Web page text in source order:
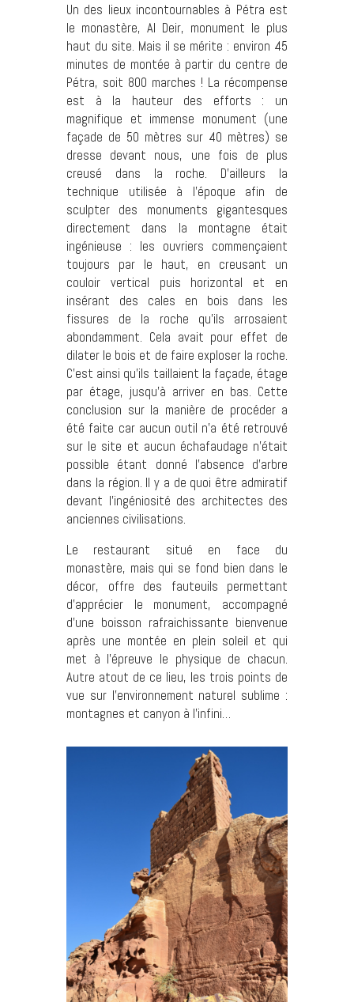
Un des lieux incontournables à Pétra est
le monastère, Al Deir, monument le plus
haut du site. Mais il se mérite : environ 45
minutes de montée à partir du centre de
Pétra, soit 800 marches ! La récompense
est à la hauteur des efforts : un
magnifique et immense monument (une
façade de 50 mètres sur 40 mètres) se
dresse devant nous, une fois de plus
creusé dans la roche. D’ailleurs la
technique utilisée à l’époque afin de
sculpter des monuments gigantesques
directement dans la montagne était
ingénieuse : les ouvriers commençaient
toujours par le haut, en creusant un
couloir vertical puis horizontal et en
insérant des cales en bois dans les
fissures de la roche qu’ils arrosaient
abondamment. Cela avait pour effet de
dilater le bois et de faire exploser la roche.
C’est ainsi qu’ils taillaient la façade, étage
par étage, jusqu’à arriver en bas. Cette
conclusion sur la manière de procéder a
été faite car aucun outil n’a été retrouvé
sur le site et aucun échafaudage n’était
possible étant donné l’absence d’arbre
dans la région. Il y a de quoi être admiratif
devant l’ingéniosité des architectes des
anciennes civilisations.
Le restaurant situé en face du
monastère, mais qui se fond bien dans le
décor, offre des fauteuils permettant
d’apprécier le monument, accompagné
d’une boisson rafraichissante bienvenue
après une montée en plein soleil et qui
met à l’épreuve le physique de chacun.
Autre atout de ce lieu, les trois points de
vue sur l’environnement naturel sublime :
montagnes et canyon à l’infini…